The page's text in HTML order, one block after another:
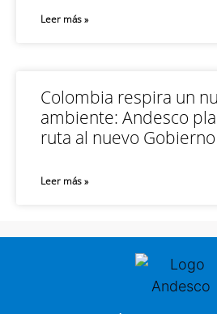
Leer más »
Colombia respira un
ambiente: Andesco
ruta al nuevo Gobierno
Leer más »